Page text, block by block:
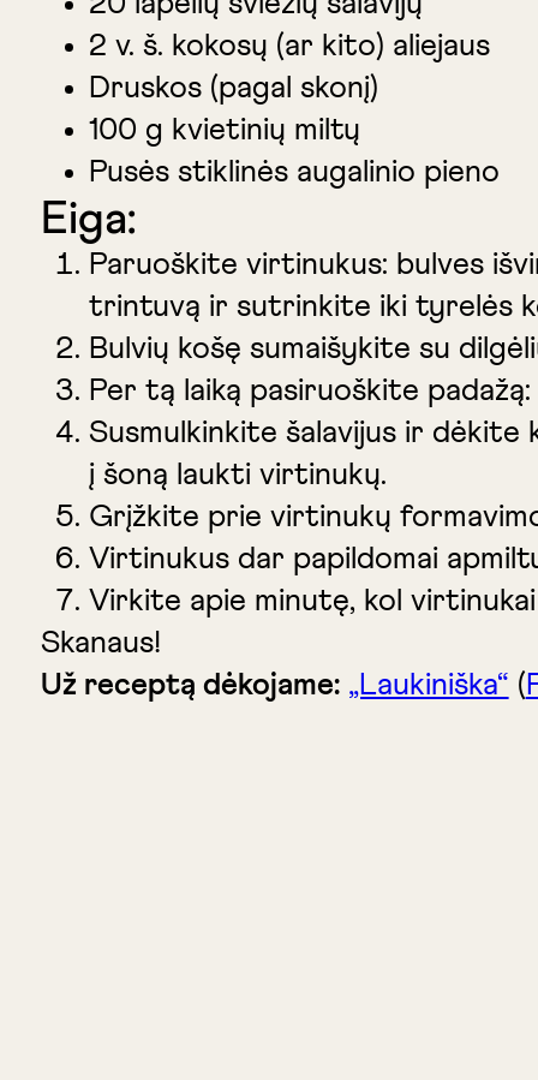
2 v. š. kokosų (ar kito) aliejaus
Druskos (pagal skonį)
100 g kvietinių miltų
Pusės stiklinės augalinio pieno
Eiga:
Paruoškite virtinukus: bulves
trintuvą ir sutrinkite iki tyrelės
Bulvių košę sumaišykite su
Per tą laiką pasiruoškite
Susmulkinkite šalavijus ir
į šoną laukti virtinukų.
Grįžkite prie virtinukų
Virtinukus dar papildomai
Virkite apie minutę, kol
Skanaus!
Už receptą dėkojame: „Laukiniška“ (